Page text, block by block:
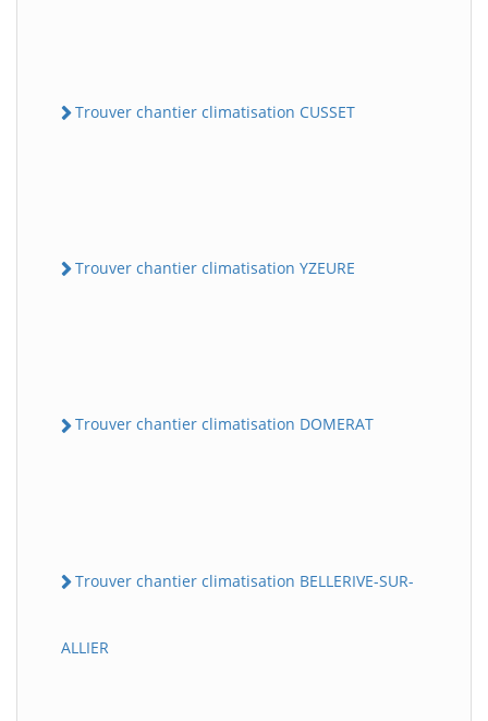
Trouver chantier climatisation CUSSET
Trouver chantier climatisation YZEURE
Trouver chantier climatisation DOMERAT
Trouver chantier climatisation BELLERIVE-SUR-
ALLIER